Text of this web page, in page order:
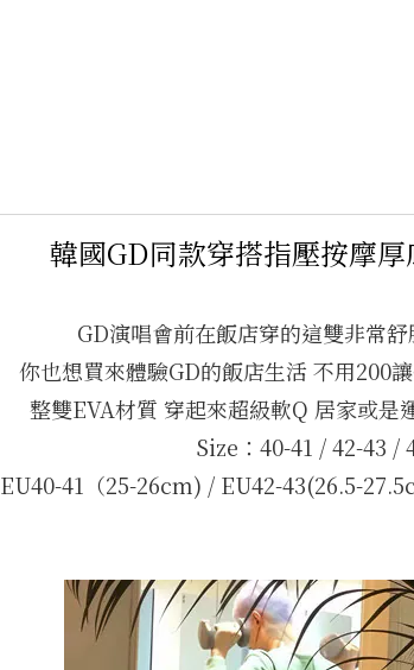
韓國GD同款穿搭指壓按摩
GD演唱會前在飯店穿的這雙非常
你也想買來體驗GD的飯店生活 不用200
整雙EVA材質 穿起來超級軟Q 居家或是
Size：40-41 / 42-43 /
EU40-41（25-26cm) / EU42-43(26.5-